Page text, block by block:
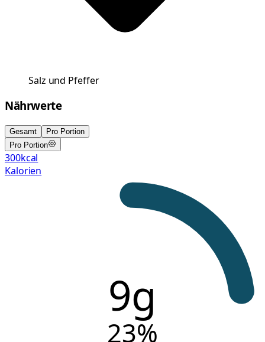
Salz und Pfeffer
Nährwerte
Gesamt
Pro Portion
Pro Portion
300kcal
Kalorien
9g
23%